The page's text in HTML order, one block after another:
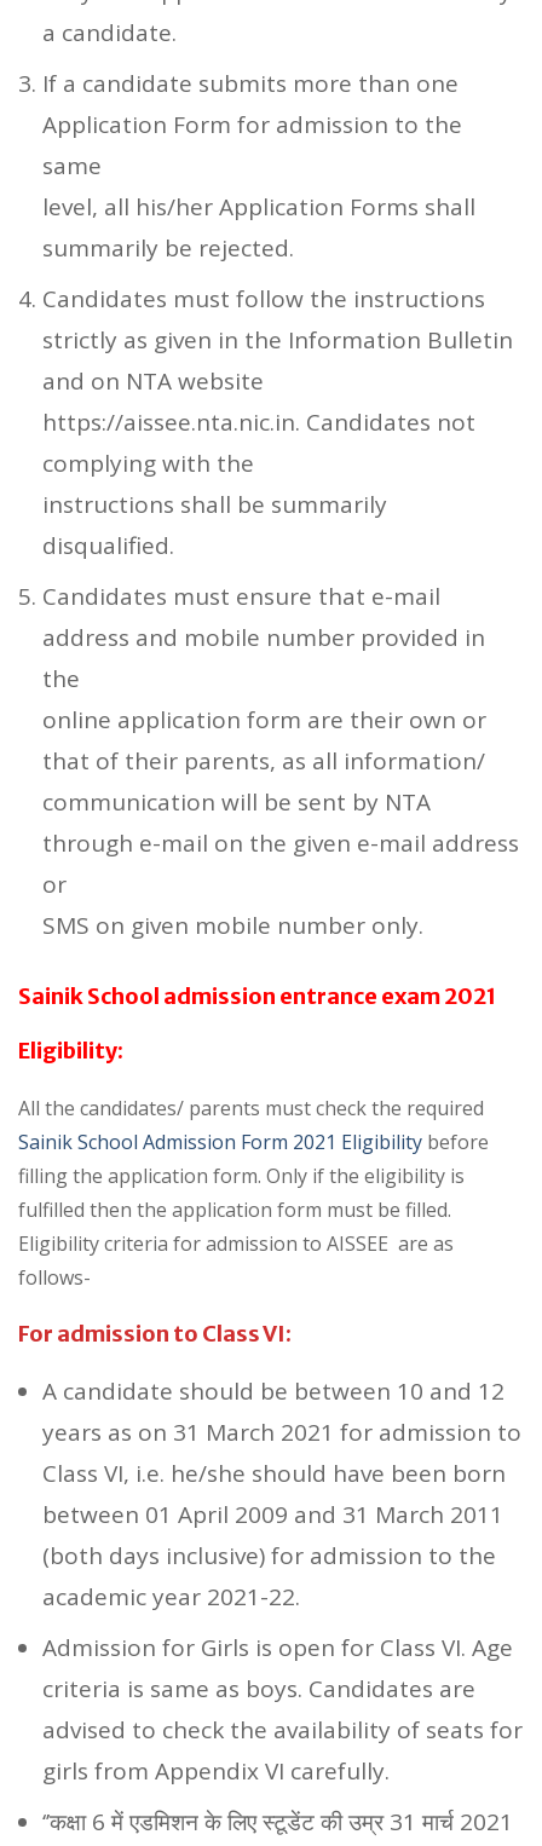
a candidate.
If a candidate submits more than one
Application Form for admission to the
same
level, all his/her Application Forms shall
summarily be rejected.
Candidates must follow the instructions
strictly as given in the Information Bulletin
and on NTA website
https://aissee.nta.nic.in. Candidates not
complying with the
instructions shall be summarily
disqualified.
Candidates must ensure that e-mail
address and mobile number provided in
the
online application form are their own or
that of their parents, as all information/
communication will be sent by NTA
through e-mail on the given e-mail address
or
SMS on given mobile number only.
Sainik School admission entrance exam 2021
Eligibility:
All the candidates/ parents must check the required
Sainik School Admission Form 2021 Eligibility before
filling the application form. Only if the eligibility is
fulfilled then the application form must be filled.
Eligibility criteria for admission to AISSEE are as
follows-
For admission to Class VI:
A candidate should be between 10 and 12
years as on 31 March 2021 for admission to
Class VI, i.e. he/she should have been born
between 01 April 2009 and 31 March 2011
(both days inclusive) for admission to the
academic year 2021-22.
Admission for Girls is open for Class VI. Age
criteria is same as boys. Candidates are
advised to check the availability of seats for
girls from Appendix VI carefully.
‘’कक्षा 6 में एडमिशन के लिए स्टूडेंट की उम्र 31 मार्च 2021